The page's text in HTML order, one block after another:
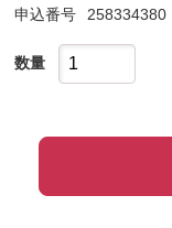
申込番号 258334380
数量